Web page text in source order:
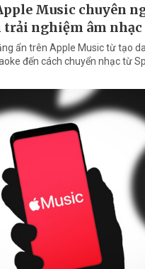
Music chuyên
trải nghiệm âm nhạc
ẩn trên Apple Music từ tạo
đến cách chuyển nhạc từ